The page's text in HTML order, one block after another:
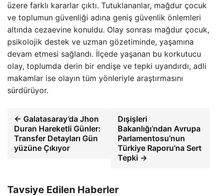
üzere farklı kararlar çıktı. Tutuklananlar, mağdur çocuk
ve toplumun güvenliği adına geniş güvenlik önlemleri
altında cezaevine konuldu. Olay sonrası mağdur çocuk,
psikolojik destek ve uzman gözetiminde, yaşamına
devam etmesi sağlandı. İlçede yaşanan bu korkutucu
olay, toplumda derin bir endişe ve tepki uyandırdı, adli
makamlar ise olayın tüm yönleriyle araştırmasını
sürdürüyor.
← Galatasaray’da Jhon
Duran Hareketli Günler:
Transfer Detayları Gün
yüzüne Çıkıyor
Dışişleri
Bakanlığı’ndan Avrupa
Parlamentosu’nun
Türkiye Raporu’na Sert
Tepki →
Tavsiye Edilen Haberler